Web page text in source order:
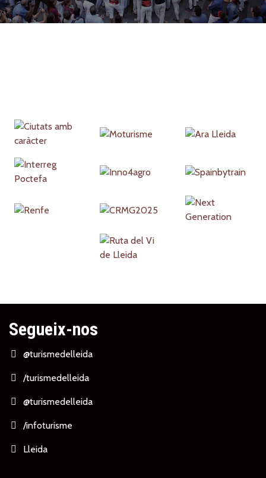
Partners
Segueix-nos
@turismedelleida
/turismedelleida
@turismedelleida
/infoturisme
Lleida